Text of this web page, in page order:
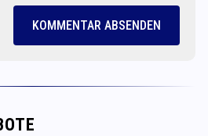
KOMMENTAR ABSENDEN